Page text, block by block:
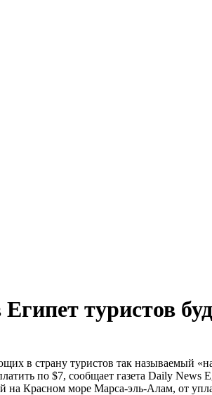
туристов
в страну туристов так называемый
по $7, сообщает газета Daily News
Красном море Марса-эль-Алам, от